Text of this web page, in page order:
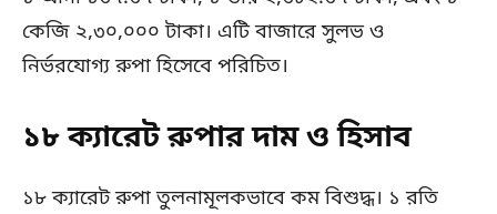
কেজি ২,৩০,০০০ টাকা। এটি বাজারে সুলভ ও
নির্ভরযোগ্য রুপা হিসেবে পরিচিত।
১৮ ক্যারেট রুপার দাম ও হিসাব
১৮ ক্যারেট রুপা তুলনামূলকভাবে কম বিশুদ্ধ। ১ রতি